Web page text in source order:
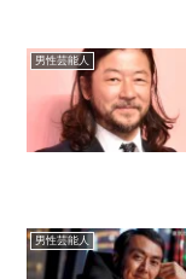
男性芸能人
男性芸能人